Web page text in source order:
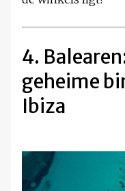
4.
geheime
Ibiza